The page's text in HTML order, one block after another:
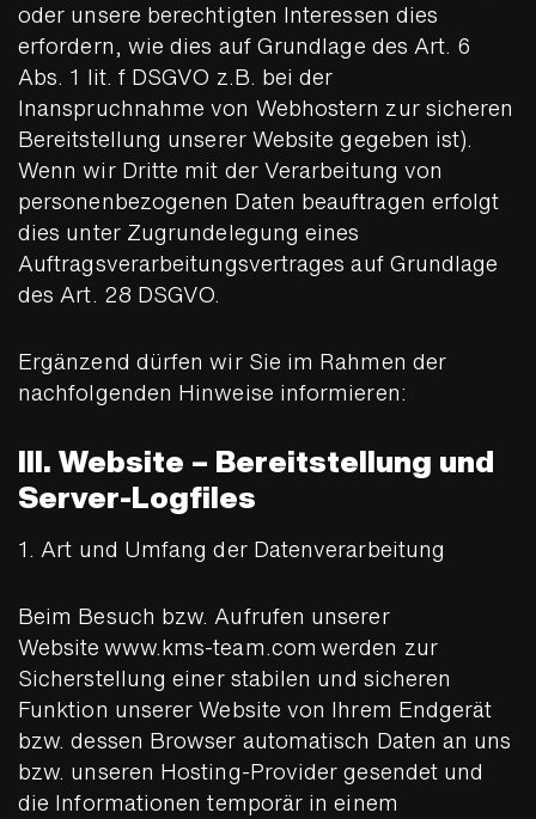
oder unsere berechtigten Interessen dies
erfordern, wie dies auf Grundlage des Art. 6
Abs. 1 lit. f DSGVO z.B. bei der
Inanspruchnahme von Webhostern zur sicheren
Bereitstellung unserer Website gegeben ist).
Wenn wir Dritte mit der Verarbeitung von
personenbezogenen Daten beauftragen erfolgt
dies unter Zugrundelegung eines
Auftragsverarbeitungsvertrages auf Grundlage
des Art. 28 DSGVO.
Ergänzend dürfen wir Sie im Rahmen der
nachfolgenden Hinweise informieren:
III. Website – Bereitstellung und
Server-Logfiles
1. Art und Umfang der Datenverarbeitung
Beim Besuch bzw. Aufrufen unserer
Website www.kms-team.com werden zur
Sicherstellung einer stabilen und sicheren
Funktion unserer Website von Ihrem Endgerät
bzw. dessen Browser automatisch Daten an uns
bzw. unseren Hosting-Provider gesendet und
die Informationen temporär in einem